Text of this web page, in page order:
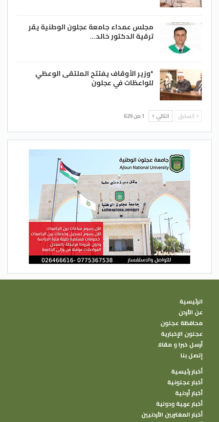
مجلس عمداء جامعة عجلون الوطنية يقر
ترقية الدكتور خالد…
*وزير الأوقاف يفتتح الملتقى الوعظي
للواعظات في عجلون
السابق التالي 1 من 629
الرئيسية
عن الأردن
محافظة عجلون
عجلون الإخبارية
أرسل خبرا و مقالا
إتصل بنا
أخبار رئيسية
أخبار عجلونية
أخبار أردنية
أخبار عربية ودولية
أخبار المغتربين الأردنيين